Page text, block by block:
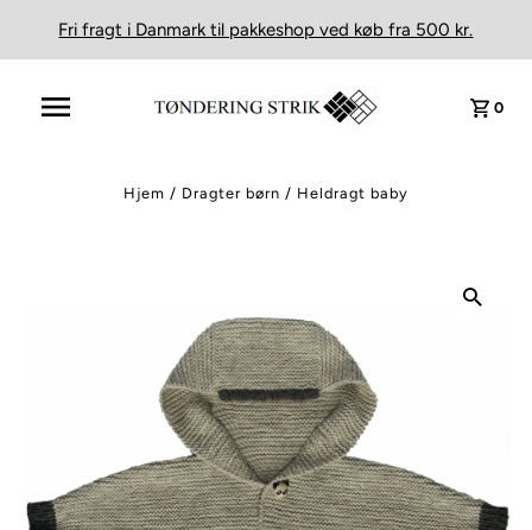
Fri fragt i Danmark til pakkeshop ved køb fra 500 kr.
0
Hjem / Dragter børn / Heldragt baby